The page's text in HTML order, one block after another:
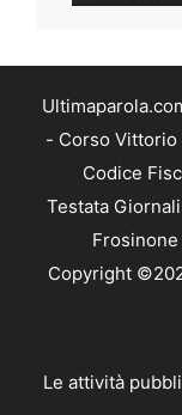
- Corso Vittorio
Codice
Testata
Copyright
Le attività